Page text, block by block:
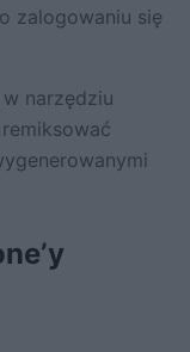
zalogowaniu się
narzędziu